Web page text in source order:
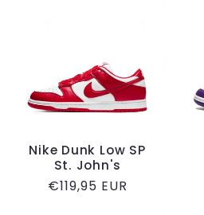
Nike Dunk Low SP
St. John's
Normale
€119,95 EUR